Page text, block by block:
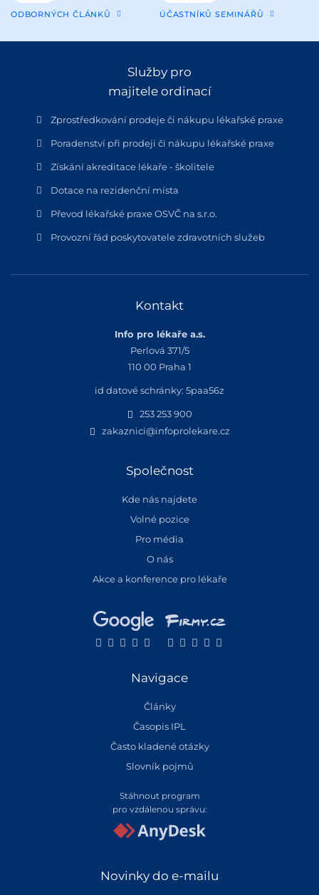
ODBORNÝCH ČLÁNKŮ ÚČASTNÍKŮ SEMINÁŘŮ
Služby pro
majitele ordinací
Zprostředkování prodeje či nákupu lékařské praxe
Poradenství při prodeji či nákupu lékařské praxe
Získání akreditace lékaře - školitele
Dotace na rezidenční místa
Převod lékařské praxe OSVČ na s.r.o.
Provozní řád poskytovatele zdravotních služeb
Kontakt
Info pro lékaře a.s.
Perlová 371/5
110 00 Praha 1
id datové schránky: 5paa56z
253 253 900
zakaznici@infoprolekare.cz
Společnost
Kde nás najdete
Volné pozice
Pro média
O nás
Akce a konference pro lékaře
Navigace
Články
Časopis IPL
Často kladené otázky
Slovník pojmů
Stáhnout program
pro vzdálenou správu:
Novinky do e-mailu